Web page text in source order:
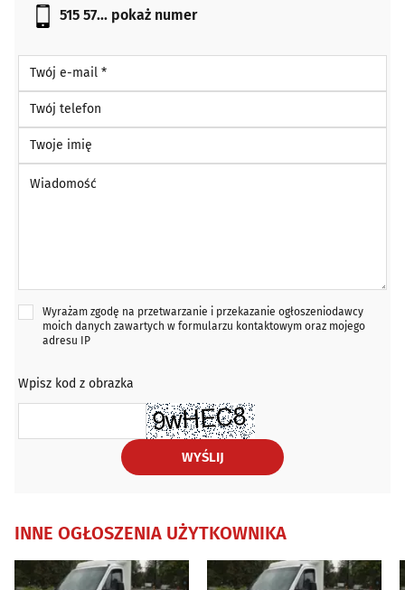
515 57... pokaż numer
Twój e-mail *
Twój telefon
Twoje imię
Wyrażam zgodę na przetwarzanie i przekazanie ogłoszeniodawcy
moich danych zawartych w formularzu kontaktowym oraz mojego
adresu IP
Wpisz kod z obrazka
WYŚLIJ
INNE OGŁOSZENIA UŻYTKOWNIKA